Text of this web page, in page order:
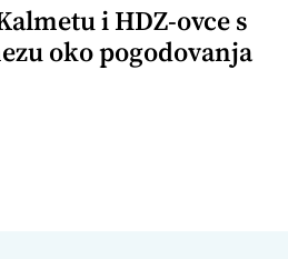
i HDZ-ovce s
oko pogodovanja